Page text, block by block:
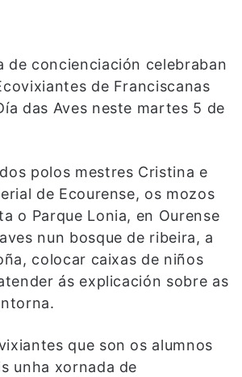
de concienciación celebraban
de Franciscanas
das Aves neste martes 5 de
polos mestres Cristina e
de Ecourense, os mozos
o Parque Lonia, en Ourense
nun bosque de ribeira, a
colocar caixas de niños
ás explicación sobre as
que son os alumnos
unha xornada de